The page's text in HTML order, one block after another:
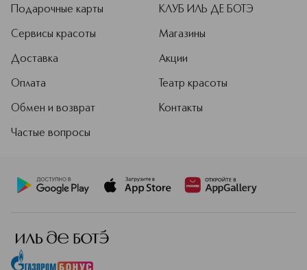
Подарочные карты
Сервисы красоты
Доставка
Оплата
Обмен и возврат
Частые вопросы
КЛУБ ИЛЬ ДЕ БОТЭ
Магазины
Акции
Театр красоты
Контакты